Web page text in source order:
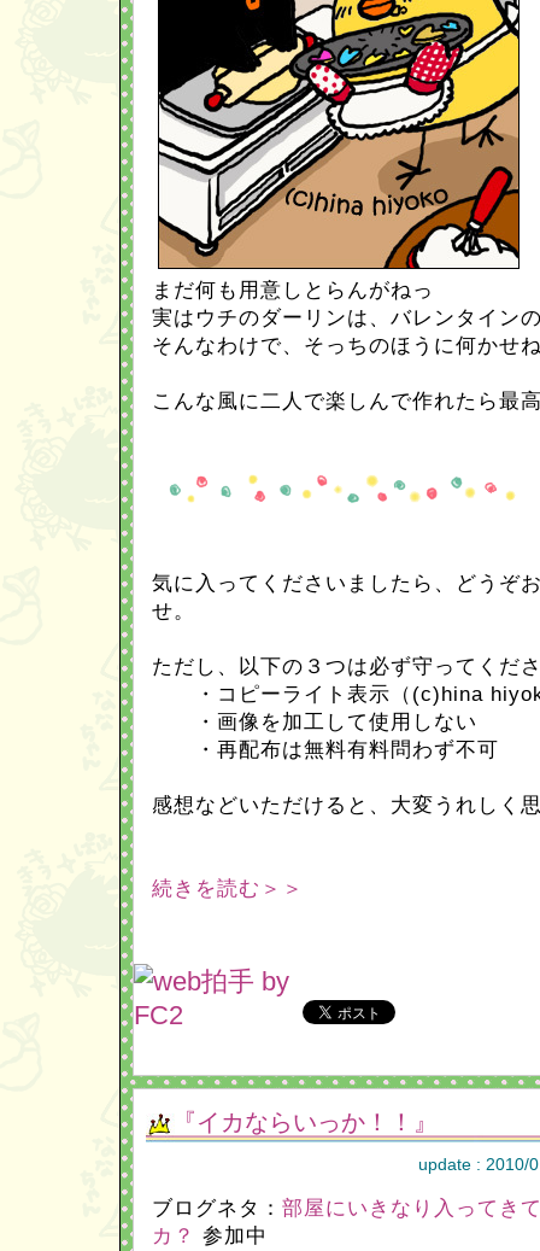
まだ何も用意しとらんがねっ
実はウチのダーリンは、バレンタイン
そんなわけで、そっちのほうに何かせ
こんな風に二人で楽しんで作れたら最
気に入ってくださいましたら、どうぞ
せ。
ただし、以下の３つは必ず守ってくだ
・コピーライト表示（(c)hina
・画像を加工して使用しない
・再配布は無料有料問わず不可
感想などいただけると、大変うれしく
続きを読む＞＞
『イカならいっか！！』
update : 2010/
ブログネタ： 部屋にいきなり入ってき
カ？ 参加中